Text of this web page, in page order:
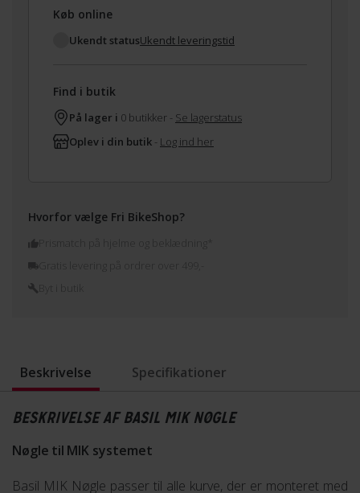
Køb online
Ukendt statusUkendt leveringstid
Find i butik
På lager i 0 butikker - Se lagerstatus
Oplev i din butik - Log ind her
Hvorfor vælge Fri BikeShop?
Prismatch på hjelme og beklædning*
Beskrivelse Specifikationer
BESKRIVELSE AF BASIL MIK NØGLE
Nøgle til MIK systemet
Basil MIK Nøgle passer til alle kurve, der er monteret med